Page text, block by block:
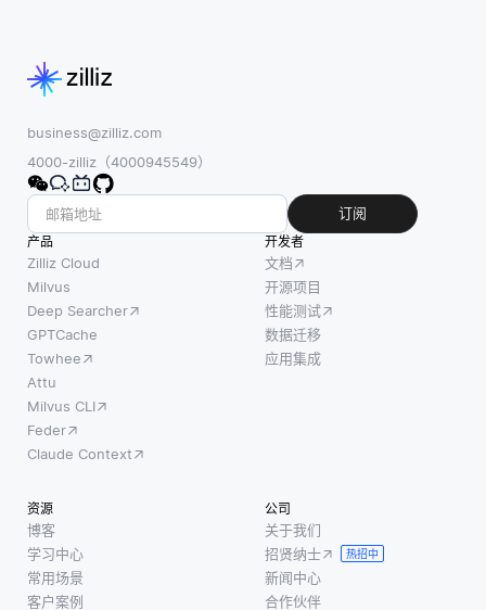
business@zilliz.com
4000-zilliz（4000945549）
订阅
产品
Zilliz Cloud
Milvus
Deep Searcher
GPTCache
Towhee
Attu
Milvus CLI
Feder
Claude Context
开发者
文档
开源项目
性能测试
数据迁移
应用集成
资源
博客
学习中心
常用场景
客户案例
公司
关于我们
招贤纳士
热招中
新闻中心
合作伙伴